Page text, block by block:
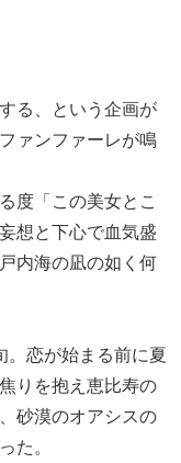
る、という企画が
ァンファーレが鳴
度「この美女とこ
想と下心で血気盛
内海の凪の如く何
。恋が始まる前に夏
りを抱え恵比寿の
砂漠のオアシスの
た。